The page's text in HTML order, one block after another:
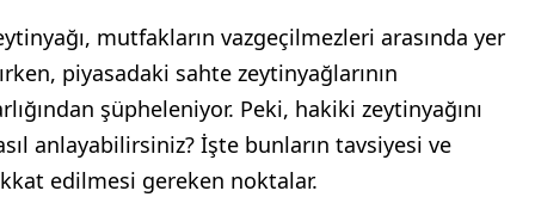
mutfakların vazgeçilmezleri arasında yer
piyasadaki sahte zeytinyağlarının
şüpheleniyor. Peki, hakiki zeytinyağını
anlayabilirsiniz? İşte bunların tavsiyesi ve
edilmesi gereken noktalar.